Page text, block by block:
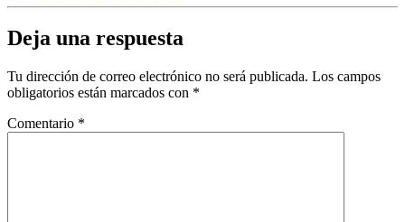
Deja una respuesta
Tu dirección de correo electrónico no será publicada. Los campos
obligatorios están marcados con *
Comentario *